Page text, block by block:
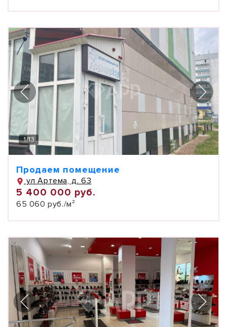
1/13
Продаем помещение
ул Артема, д. 63
5 400 000 руб.
65 060 руб./м²